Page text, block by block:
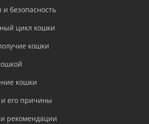
безопасность
цикл кошки
кошки
кошки
его причины
рекомендации